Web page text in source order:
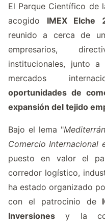
El Parque Científico de
acogido IMEX Elche
reunido a cerca de
empresarios,
institucionales, junto
mercados
oportunidades de
expansión del tejido
Bajo el lema "
Comercio Internacional
puesto en valor el
corredor logístico,
ha estado organizado
con el patrocinio de
Inversiones y la